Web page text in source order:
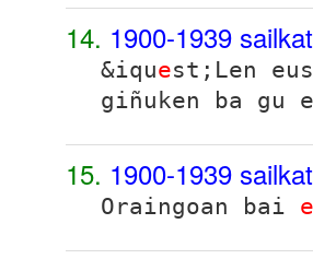
14. 1900-1939
&iquest;Len
giñuken ba gu
15. 1900-1939
Oraingoan bai e